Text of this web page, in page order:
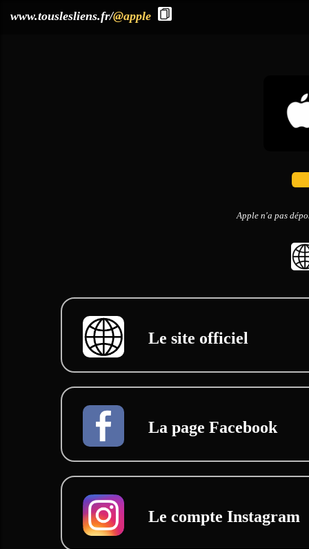
www.touslesliens.fr/@apple
Apple n'a pas
Le site officiel
La page Facebook
Le compte Instagram